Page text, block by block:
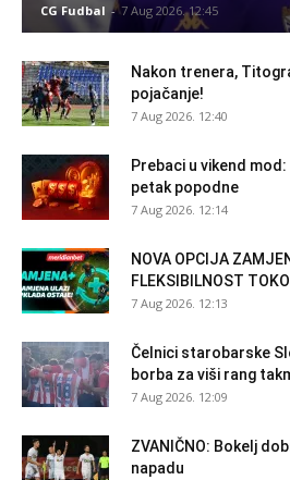
CG Fudbal - 7 Aug 2026. 12:45
Nakon trenera,
pojačanje!
7 Aug 2026. 12:40
Prebaci u vikend
petak popodne
7 Aug 2026. 12:14
NOVA OPCIJA
FLEKSIBILNOST
7 Aug 2026. 12:13
Čelnici starobarske
borba za viši rang
7 Aug 2026. 12:09
ZVANIČNO: Bokelj
napadu